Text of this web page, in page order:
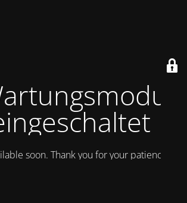
soon. Thank you for your patience!